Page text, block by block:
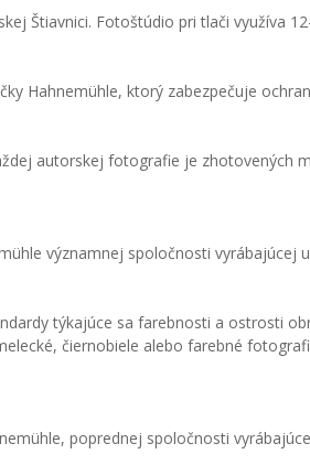
Štiavnici. Fotoštúdio pri tlači využíva
Hahnemühle, ktorý zabezpečuje
autorskej fotografie je zhotovených
významnej spoločnosti
týkajúce sa farebnosti a ostrosti
čiernobiele alebo farebné
poprednej spoločnosti